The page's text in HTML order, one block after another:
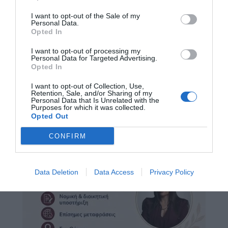
I want to opt-out of the Sale of my
Personal Data.
Opted In
I want to opt-out of processing my
Personal Data for Targeted Advertising.
Opted In
I want to opt-out of Collection, Use,
Retention, Sale, and/or Sharing of my
Personal Data that Is Unrelated with the
Purposes for which it was collected.
Opted Out
CONFIRM
Data Deletion Data Access Privacy Policy